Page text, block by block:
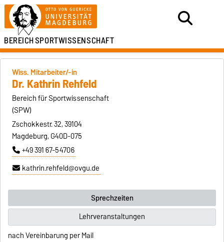
BEREICHSPORTWISSENSCHAFT
Wiss. Mitarbeiter/-in
Dr. Kathrin Rehfeld
Bereich für Sportwissenschaft
(SPW)
Zschokkestr. 32, 39104
Magdeburg, G40D-075
+49 391 67-54706
kathrin.rehfeld@ovgu.de
Sprechzeiten
Lehrveranstaltungen
nach Vereinbarung per Mail